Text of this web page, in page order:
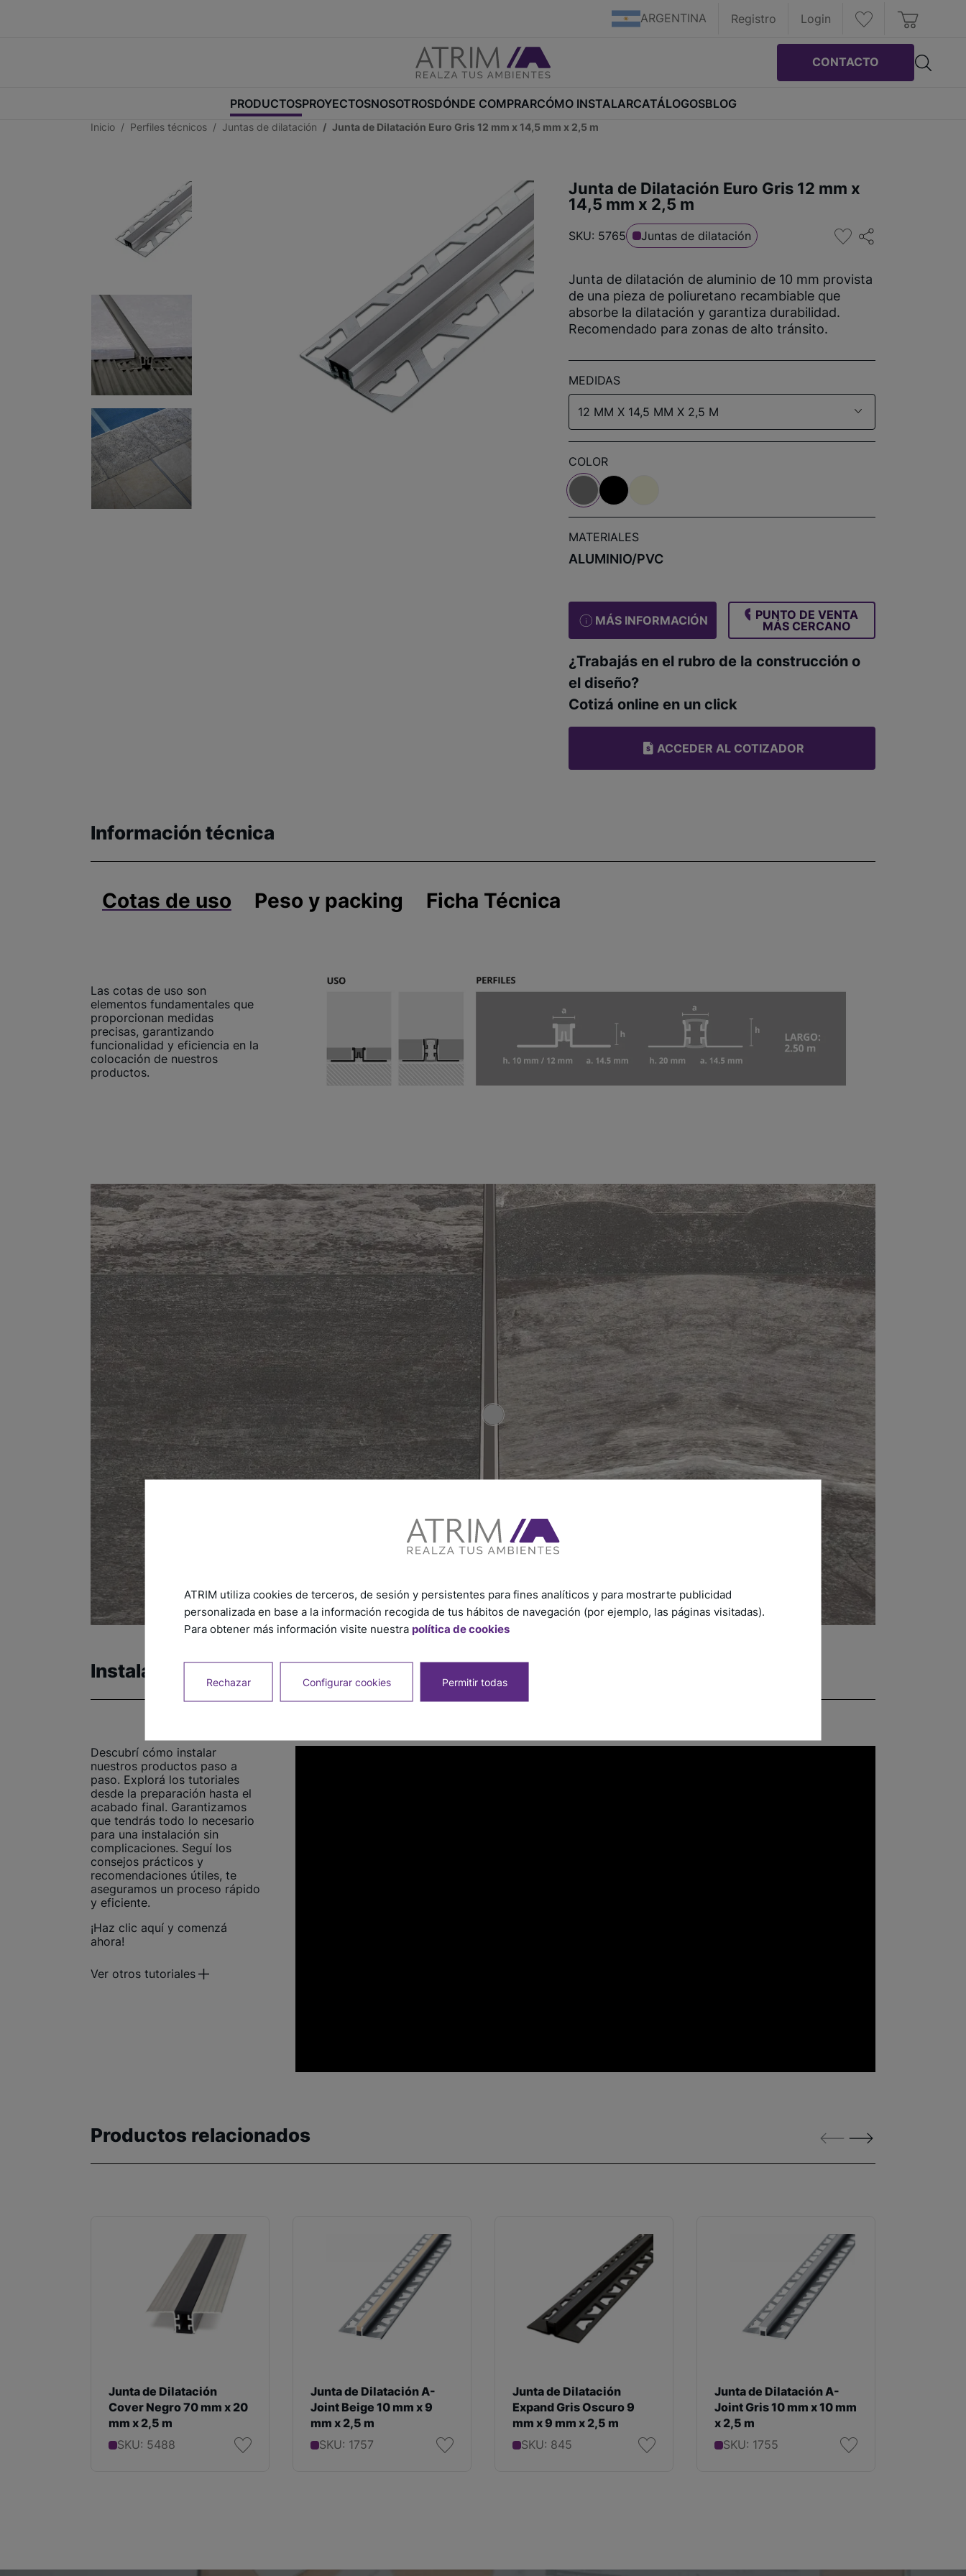
ARGENTINA Registro Login
CONTACTO
PRODUCTOSPROYECTOSNOSOTROSDÓNDE COMPRARCÓMO INSTALARCATÁLOGOSBLOG
Inicio Perfiles técnicos Juntas de dilatación Junta de Dilatación Euro Gris 12 mm x 14,5 mm x 2,5 m
Junta de Dilatación Euro Gris 12 mm x
14,5 mm x 2,5 m
SKU: 5765 Juntas de dilatación
Junta de dilatación de aluminio de 10 mm provista
de una pieza de poliuretano recambiable que
absorbe la dilatación y garantiza durabilidad.
Recomendado para zonas de alto tránsito.
MEDIDAS
12 MM X 14,5 MM X 2,5 M
COLOR
MATERIALES
ALUMINIO/PVC
MÁS INFORMACIÓN
PUNTO DE VENTA
MÁS CERCANO
¿Trabajás en el rubro de la construcción o
el diseño?
Cotizá online en un click
ACCEDER AL COTIZADOR
Información técnica
Cotas de uso Peso y packing Ficha Técnica
Las cotas de uso son
elementos fundamentales que
proporcionan medidas
precisas, garantizando
funcionalidad y eficiencia en la
colocación de nuestros
productos.
Instalación
Descubrí cómo instalar
nuestros productos paso a
paso. Explorá los tutoriales
desde la preparación hasta el
acabado final. Garantizamos
que tendrás todo lo necesario
para una instalación sin
complicaciones. Seguí los
consejos prácticos y
recomendaciones útiles, te
aseguramos un proceso rápido
y eficiente.
¡Haz clic aquí y comenzá
ahora!
Ver otros tutoriales
Productos relacionados
Junta de Dilatación
Cover Negro 70 mm x 20
mm x 2,5 m
SKU: 5488
Junta de Dilatación A-
Joint Beige 10 mm x 9
mm x 2,5 m
SKU: 1757
Junta de Dilatación
Expand Gris Oscuro 9
mm x 9 mm x 2,5 m
SKU: 845
Junta de Dilatación A-
Joint Gris 10 mm x 10 mm
x 2,5 m
SKU: 1755
ATRIM utiliza cookies de terceros, de sesión y persistentes para fines analíticos y para mostrarte publicidad
personalizada en base a la información recogida de tus hábitos de navegación (por ejemplo, las páginas visitadas).
Para obtener más información visite nuestra política de cookies
Rechazar Configurar cookies Permitir todas